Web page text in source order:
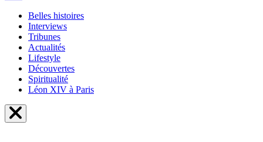
Belles histoires
Interviews
Tribunes
Actualités
Lifestyle
Découvertes
Spiritualité
Léon XIV à Paris